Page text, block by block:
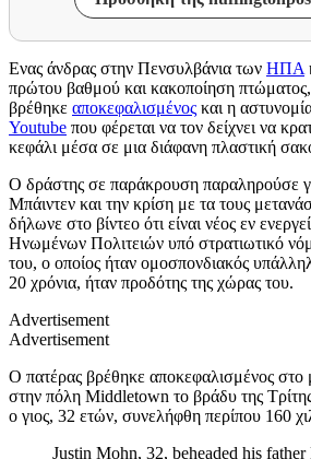
Ενας άνδρας στην Πενσυλβάνια των ΗΠΑ
πρώτου βαθμού και κακοποίηση
βρέθηκε αποκεφαλισμένος και η
Youtube που φέρεται να τον δείχνει να
κεφάλι μέσα σε μια διάφανη πλαστική
Ο δράστης σε παράκρουση παραληρούσε
Μπάιντεν και την κρίση με τα τους
δήλωνε στο βίντεο ότι είναι νέος εν
Ηνωμένων Πολιτειών υπό στρατιωτικό
του, ο οποίος ήταν ομοσπονδιακός
20 χρόνια, ήταν προδότης της χώρας του.
Advertisement
Advertisement
Ο πατέρας βρέθηκε αποκεφαλισμένος στο
στην πόλη Middletown το βράδυ της
ο γιος, 32 ετών, συνελήφθη περίπου 160
Justin Mohn, 32, beheaded his